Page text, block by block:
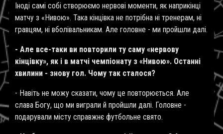
Іноді самі собі створюємо нервові моменти, як наприкінці
матчу з «Нивою». Така кінцівка не потрібна ні тренерам, ні
гравцям, ні вболівальникам. Але головне - ми пройшли далі.
- Але все-таки ви повторили ту саму «нервову
кінцівку», як і в матчі чемпіонату з «Нивою». Останні
хвилини - знову гол. Чому так сталося?
- Навіть не можу сказати, чому це повторюється. Але
слава Богу, що ми виграли й пройшли далі. Головне -
подарували місту справжнє футбольне свято.